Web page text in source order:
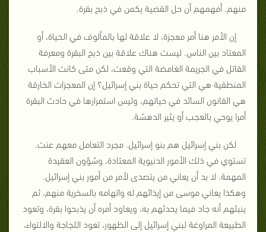
منهم. أفهمهم أن حل القضية يكمن في ذبح بقرة.
إن الأمر هنا أمر معجزة، لا علاقة لها بالمألوف في الحياة، أو
المعتاد بين الناس. ليست هناك علاقة بين ذبح البقرة ومعرفة
القاتل في الجريمة الغامضة التي وقعت، لكن متى كانت الأسباب
المنطقية هي التي تحكم حياة بني إسرائيل؟ إن المعجزات الخارقة
هي القانون السائد في حياتهم، وليس استمرارها في حادث البقرة
أمرا يوحي بالعجب أو يثير الدهشة.
لكن بني إسرائيل هم بنو إسرائيل. مجرد التعامل معهم عنت.
تستوي في ذلك الأمور الدنيوية المعتادة، وشؤون العقيدة
المهمة. لا بد أن يعاني من يتصدى لأمر من أمور بني إسرائيل.
وهكذا يعاني موسى من إيذائهم له واتهامه بالسخرية منهم، ثم
ينبئهم أنه جاد فيما يحدثهم به، ويعاود أمره أن يذبحوا بقرة، وتعود
الطبيعة المراوغة لبني إسرائيل إلى الظهور، تعود اللجاجة والالتواء،